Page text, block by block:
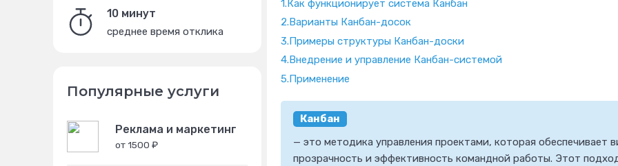
10 минут
среднее время отклика
Популярные услуги
Реклама и маркетинг
от 1500 ₽
1.Как функционирует система Канбан
2.Варианты Канбан-досок
3.Примеры структуры Канбан-доски
4.Внедрение и управление Канбан-системой
5.Применение
Канбан
— это методика управления проектами, которая обеспечивает
прозрачность и эффективность командной работы. Этот